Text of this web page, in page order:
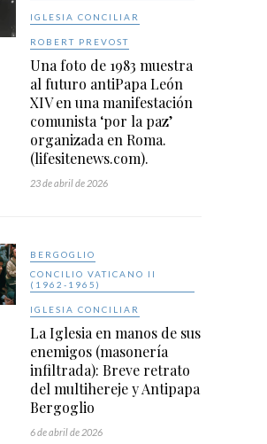
IGLESIA CONCILIAR
ROBERT PREVOST
Una foto de 1983 muestra
al futuro antiPapa León
XIV en una manifestación
comunista ‘por la paz’
organizada en Roma.
(lifesitenews.com).
23 de abril de 2026
BERGOGLIO
CONCILIO VATICANO II
(1962-1965)
IGLESIA CONCILIAR
La Iglesia en manos de sus
enemigos (masonería
infiltrada): Breve retrato
del multihereje y Antipapa
Bergoglio
6 de abril de 2026